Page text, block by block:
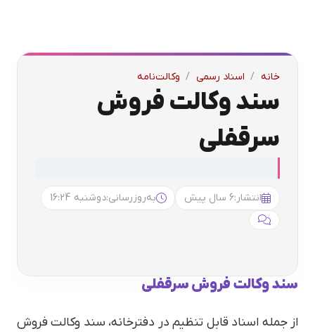
خانه / اسناد رسمی / وکالت‌نامه
سند وکالت فروش
سرقفلی
انتشار:6 سال پیش به‌روزرسانی:دوشنبه 16:24
سند وکالت فروش سرقفلی
از جمله اسناد قابل تنظیم در دفترخانه، سند وکالت فروش